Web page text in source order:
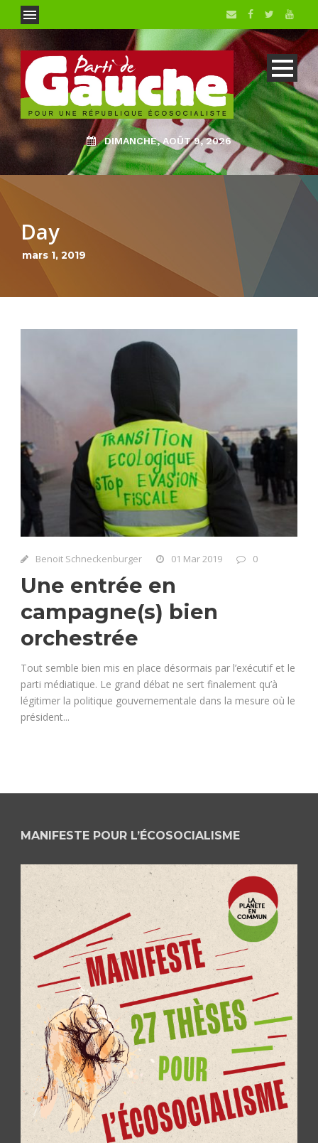
DIMANCHE, AOÛT 9, 2026
Day
mars 1, 2019
Benoit Schneckenburger 01 Mar 2019 0
Une entrée en
campagne(s) bien
orchestrée
Tout semble bien mis en place désormais par l’exécutif et le
parti médiatique. Le grand débat ne sert finalement qu’à
légitimer la politique gouvernementale dans la mesure où le
président...
MANIFESTE POUR L’ÉCOSOCIALISME